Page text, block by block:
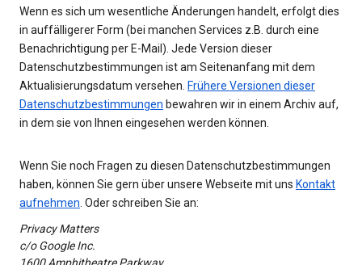
Wenn es sich um wesentliche Änderungen handelt, erfolgt dies
in auffälligerer Form (bei manchen Services z.B. durch eine
Benachrichtigung per E-Mail). Jede Version dieser
Datenschutzbestimmungen ist am Seitenanfang mit dem
Aktualisierungsdatum versehen. Frühere Versionen dieser
Datenschutzbestimmungen bewahren wir in einem Archiv auf,
in dem sie von Ihnen eingesehen werden können.
Wenn Sie noch Fragen zu diesen Datenschutzbestimmungen
haben, können Sie gern über unsere Webseite mit uns Kontakt
aufnehmen . Oder schreiben Sie an:
Privacy Matters
c/o Google Inc.